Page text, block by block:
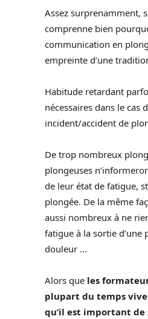
Assez surprenamment,
comprenne bien
communication en
empreinte d’une
Habitude retardant
nécessaires dans le cas
incident/accident de
De trop nombreux
plongeuses
de leur état de fatigue,
plongée. De la même
aussi nombreux à ne
fatigue à la sortie d’une
douleur …
Alors que les
plupart du temps
qu’il est important de